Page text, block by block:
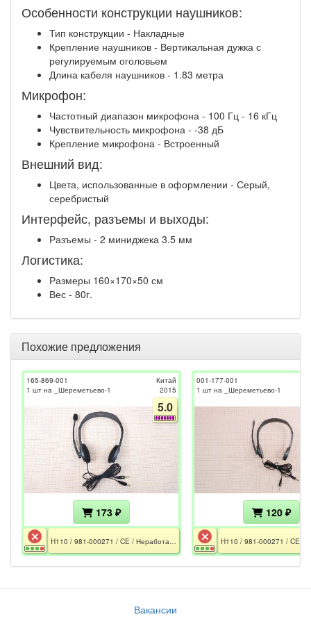
Особенности конструкции наушников:
Тип конструкции - Накладные
Крепление наушников - Вертикальная дужка с
регулируемым оголовьем
Длина кабеля наушников - 1.83 метра
Микрофон:
Частотный диапазон микрофона - 100 Гц - 16 кГц
Чувствительность микрофона - -38 дБ
Крепление микрофона - Встроенный
Внешний вид:
Цвета, использованные в оформлении - Серый,
серебристый
Интерфейс, разъемы и выходы:
Разъемы - 2 миниджека 3.5 мм
Логистика:
Размеры 160×170×50 см
Вес - 80г.
Похожие предложения
165-869-001
1 шт на _Шереметьево-1
Китай
2015
5.0
173 ₽
H110 / 981-000271 / CE / Неработает правый динамик / Очень тихий микрофон
001-177-001
1 шт на _Шереметьево-1
120 ₽
Вакансии